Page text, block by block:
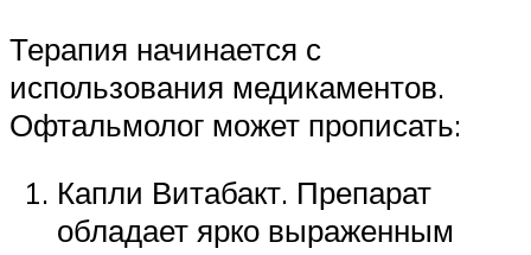
Терапия начинается с
использования медикаментов.
Офтальмолог может прописать:
Капли Витабакт. Препарат
обладает ярко выраженным